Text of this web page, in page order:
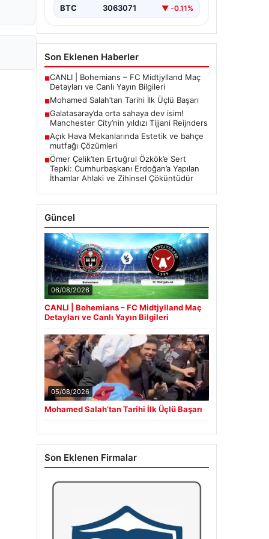
BTC 3063071 ▼ -0.11%
Son Eklenen Haberler
■CANLI | Bohemians – FC Midtjylland Maç
Detayları ve Canlı Yayın Bilgileri
■Mohamed Salah’tan Tarihi İlk Üçlü Başarı
■Galatasaray’da orta sahaya dev isim!
Manchester City’nin yıldızı Tijjani Reijnders
■Açık Hava Mekanlarında Estetik ve bahçe
mutfağı Çözümleri
■Ömer Çelik’ten Ertuğrul Özkök’e Sert
Tepki: Cumhurbaşkanı Erdoğan’a Yapılan
İthamlar Ahlaki ve Zihinsel Çöküntüdür
Güncel
06/08/2026
CANLI | Bohemians – FC Midtjylland Maç
Detayları ve Canlı Yayın Bilgileri
05/08/2026
Mohamed Salah’tan Tarihi İlk Üçlü Başarı
Son Eklenen Firmalar